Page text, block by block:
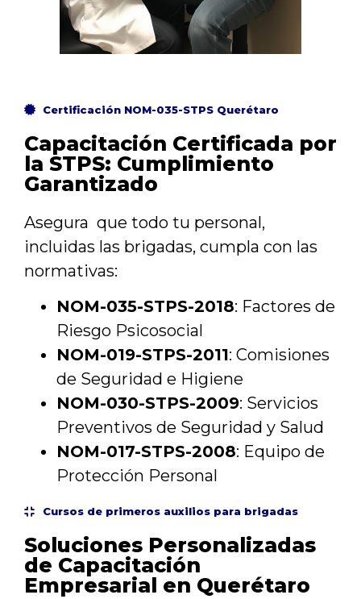
Certificación NOM-035-STPS Querétaro
Capacitación Certificada por
la STPS: Cumplimiento
Garantizado
Asegura que todo tu personal,
incluidas las brigadas, cumpla con las
normativas:
NOM-035-STPS-2018: Factores de
Riesgo Psicosocial
NOM-019-STPS-2011: Comisiones
de Seguridad e Higiene
NOM-030-STPS-2009: Servicios
Preventivos de Seguridad y Salud
NOM-017-STPS-2008: Equipo de
Protección Personal
Cursos de primeros auxilios para brigadas
Soluciones Personalizadas
de Capacitación
Empresarial en Querétaro